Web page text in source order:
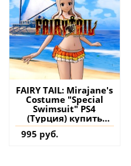
FAIRY TAIL: Mirajane's
Costume "Special
Swimsuit" PS4
(Турция) купить
дополнение на
аккаунт
995 руб.